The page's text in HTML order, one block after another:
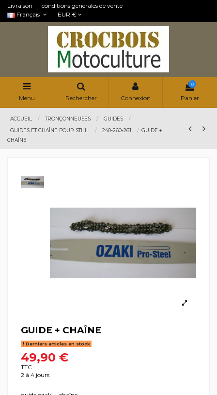
Livraison
conditions generales de vente
Français
EUR €
Menu Rechercher Connexion
0
Panier
ACCUEIL TRONÇONNEUSES
GUIDES
GUIDES ET CHAÎNE POUR STIHL
240-260-261
GUIDE +
CHAÎNE
GUIDE + CHAÎNE
Derniers articles en stock
49,90 €
TTC
2 à 4 jours